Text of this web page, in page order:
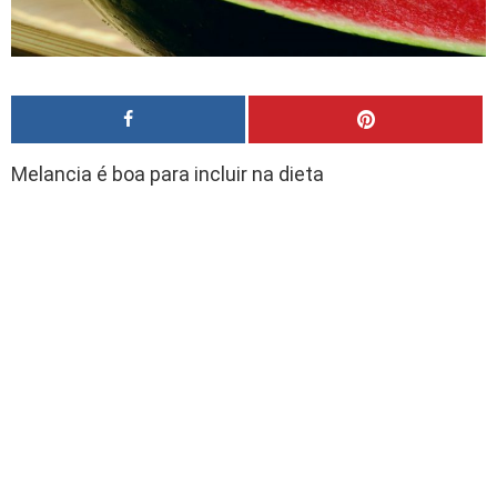
Melancia é boa para incluir na dieta